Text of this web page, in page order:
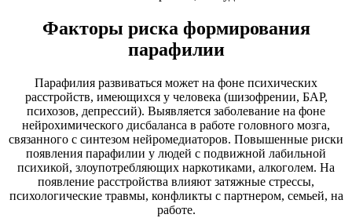
Факторы риска формирования
парафилии
Парафилия развиваться может на фоне психических
расстройств, имеющихся у человека (шизофрении, БАР,
психозов, депрессий). Выявляется заболевание на фоне
нейрохимического дисбаланса в работе головного мозга,
связанного с синтезом нейромедиаторов. Повышенные риски
появления парафилии у людей с подвижной лабильной
психикой, злоупотребляющих наркотиками, алкоголем. На
появление расстройства влияют затяжные стрессы,
психологические травмы, конфликты с партнером, семьей, на
работе.